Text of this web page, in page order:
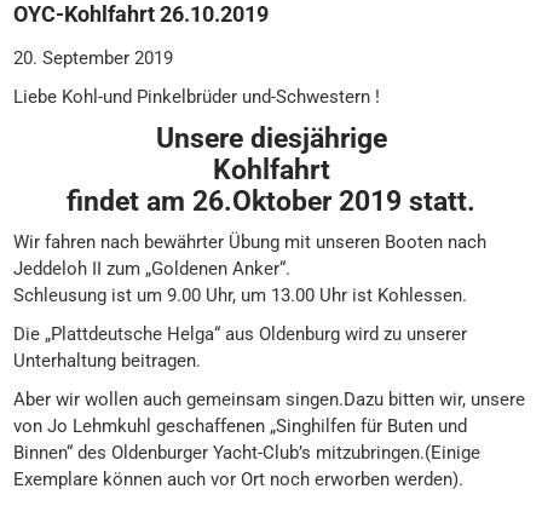
OYC-Kohlfahrt 26.10.2019
20. September 2019
Liebe Kohl-und Pinkelbrüder und-Schwestern !
Unsere diesjährige
Kohlfahrt
findet am 26.Oktober 2019 statt.
Wir fahren nach bewährter Übung mit unseren Booten nach
Jeddeloh II zum „Goldenen Anker“.
Schleusung ist um 9.00 Uhr, um 13.00 Uhr ist Kohlessen.
Die „Plattdeutsche Helga“ aus Oldenburg wird zu unserer
Unterhaltung beitragen.
Aber wir wollen auch gemeinsam singen.Dazu bitten wir, unsere
von Jo Lehmkuhl geschaffenen „Singhilfen für Buten und
Binnen“ des Oldenburger Yacht-Club’s mitzubringen.(Einige
Exemplare können auch vor Ort noch erworben werden).